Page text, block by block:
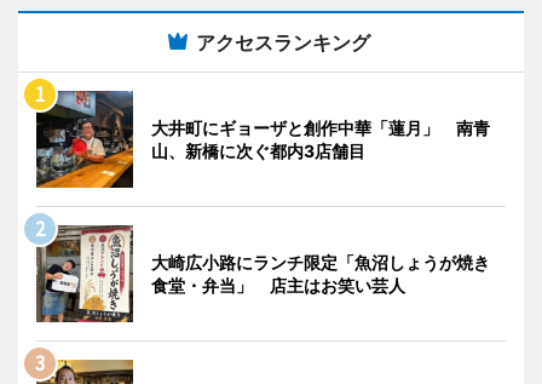
アクセスランキング
大井町にギョーザと創作中華「蓮月」 南青
山、新橋に次ぐ都内3店舗目
大崎広小路にランチ限定「魚沼しょうが焼き
食堂・弁当」 店主はお笑い芸人